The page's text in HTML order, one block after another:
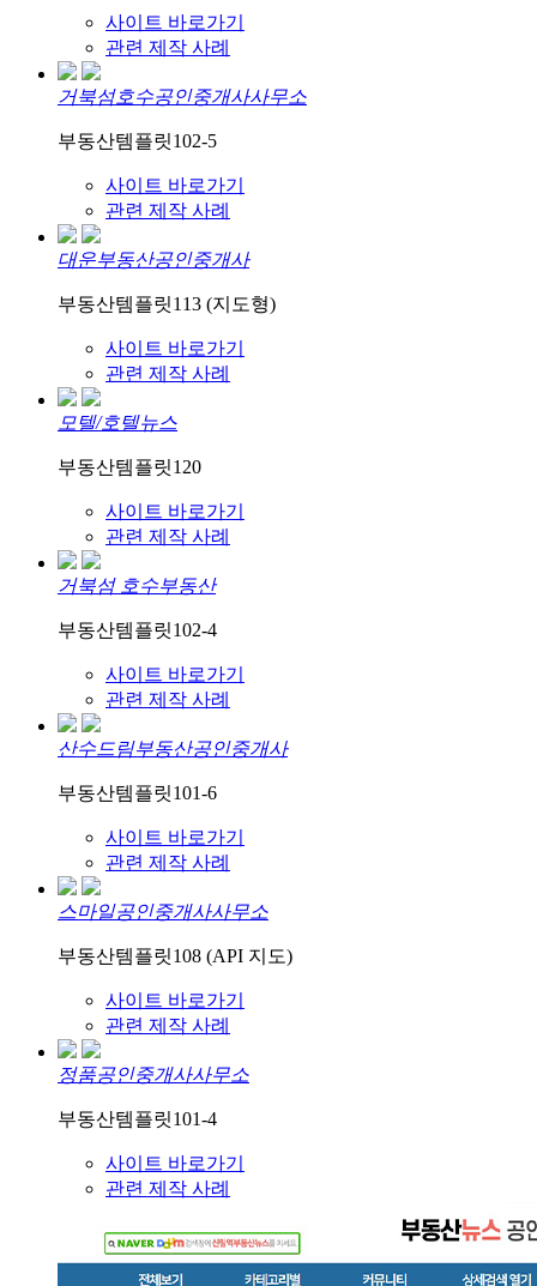
사이트 바로가기
관련 제작 사례
거북섬호수공인중개사사무소
부동산템플릿102-5
사이트 바로가기
관련 제작 사례
대운부동산공인중개사
부동산템플릿113 (지도형)
사이트 바로가기
관련 제작 사례
모텔/호텔뉴스
부동산템플릿120
사이트 바로가기
관련 제작 사례
거북섬 호수부동산
부동산템플릿102-4
사이트 바로가기
관련 제작 사례
산수드림부동산공인중개사
부동산템플릿101-6
사이트 바로가기
관련 제작 사례
스마일공인중개사사무소
부동산템플릿108 (API 지도)
사이트 바로가기
관련 제작 사례
정품공인중개사사무소
부동산템플릿101-4
사이트 바로가기
관련 제작 사례